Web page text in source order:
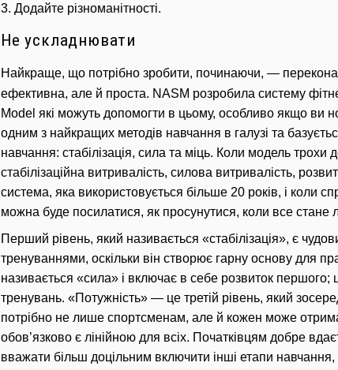
3. Додайте різноманітності.
Не ускладнювати
Найкраще, що потрібно зробити, починаючи, —
ефективна, але й проста. NASM розробила систему
Model які можуть допомогти в цьому, особливо якщо ви
одним з найкращих методів навчання в галузі та
навчання: стабілізація, сила та міць. Коли модель трохи
стабілізаційна витривалість, силова витривалість,
система, яка використовується більше 20 років, і коли
можна буде посилатися, як просунутися, коли все стане
Перший рівень, який називається «стабілізація», є
тренуваннями, оскільки він створює гарну основу для
називається «сила» і включає в себе розвиток першого;
тренувань. «Потужність» — це третій рівень, який
потрібно не лише спортсменам, але й кожен може
обов’язково є лінійною для всіх. Початківцям добре
вважати більш доцільним включити інші етапи навчання,